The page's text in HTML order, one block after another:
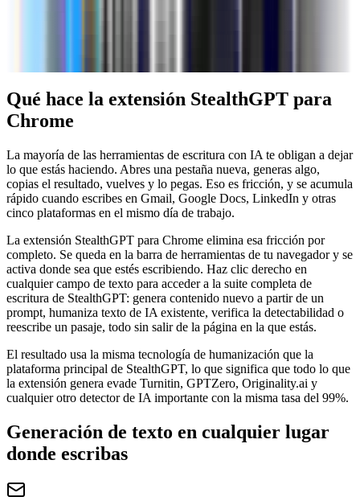
Qué hace la extensión StealthGPT para
Chrome
La mayoría de las herramientas de escritura con IA te obligan a dejar
lo que estás haciendo. Abres una pestaña nueva, generas algo,
copias el resultado, vuelves y lo pegas. Eso es fricción, y se acumula
rápido cuando escribes en Gmail, Google Docs, LinkedIn y otras
cinco plataformas en el mismo día de trabajo.
La extensión StealthGPT para Chrome elimina esa fricción por
completo. Se queda en la barra de herramientas de tu navegador y se
activa donde sea que estés escribiendo. Haz clic derecho en
cualquier campo de texto para acceder a la suite completa de
escritura de StealthGPT: genera contenido nuevo a partir de un
prompt, humaniza texto de IA existente, verifica la detectabilidad o
reescribe un pasaje, todo sin salir de la página en la que estás.
El resultado usa la misma tecnología de humanización que la
plataforma principal de StealthGPT, lo que significa que todo lo que
la extensión genera evade Turnitin, GPTZero, Originality.ai y
cualquier otro detector de IA importante con la misma tasa del 99%.
Generación de texto en cualquier lugar
donde escribas